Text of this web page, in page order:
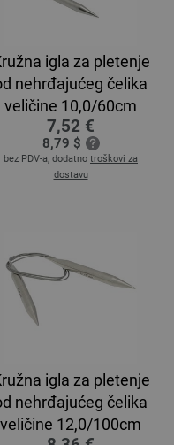
igla za pletenje
nehrđajućeg čelika
veličine 10,0/60cm
7,52 €
8,79 $
bez PDV-a, dodatno troškovi za
dostavu
igla za pletenje
nehrđajućeg čelika
veličine 12,0/100cm